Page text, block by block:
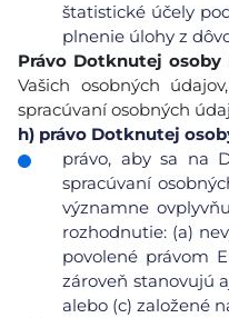
štatistické účely
plnenie úlohy z
Právo Dotknutej
Vašich osobných
spracúvaní osobných
h) právo Dotknutej
právo, aby sa na
spracúvaní
významne
rozhodnutie: (a)
povolené právom
zároveň stanovujú
alebo (c) založené